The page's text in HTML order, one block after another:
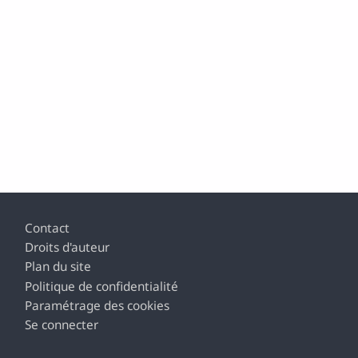
Pied de page
Contact
Droits d'auteur
Plan du site
Politique de confidentialité
Paramétrage des cookies
Se connecter